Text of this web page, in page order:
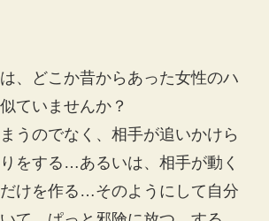
、どこか昔からあった女性のハ
ていませんか？
うのでなく、相手が追いかけら
をする…あるいは、相手が動く
けを作る…そのようにして自分